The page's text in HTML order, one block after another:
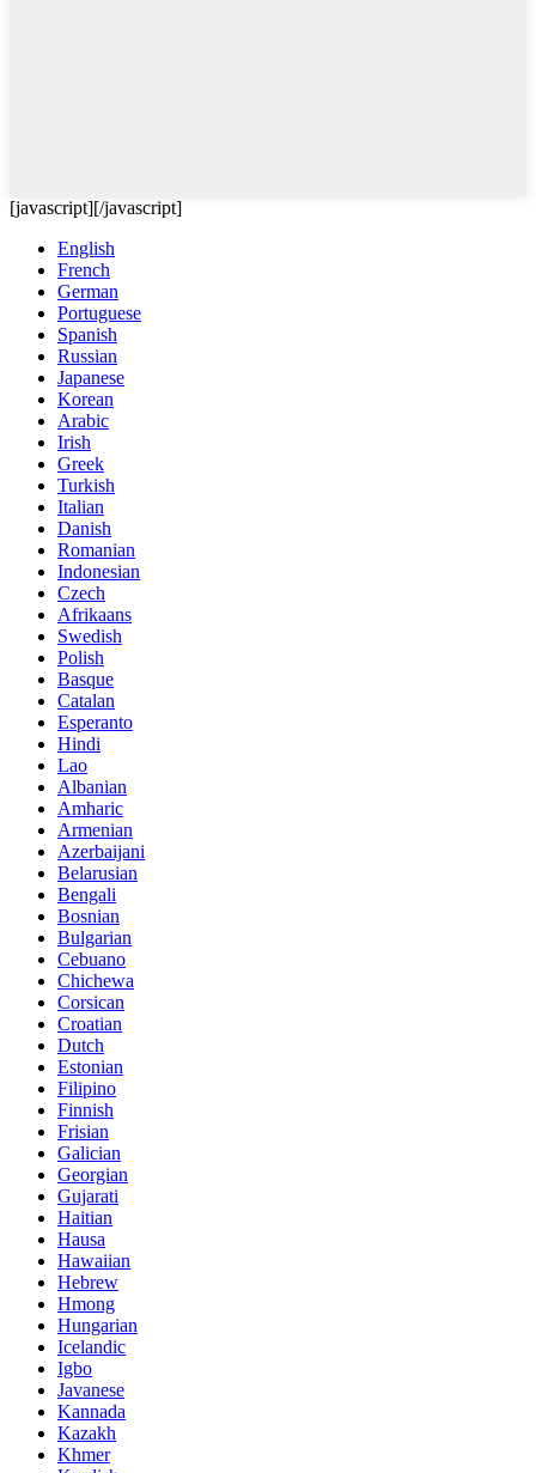
[javascript][/javascript]
English
French
German
Portuguese
Spanish
Russian
Japanese
Korean
Arabic
Irish
Greek
Turkish
Italian
Danish
Romanian
Indonesian
Czech
Afrikaans
Swedish
Polish
Basque
Catalan
Esperanto
Hindi
Lao
Albanian
Amharic
Armenian
Azerbaijani
Belarusian
Bengali
Bosnian
Bulgarian
Cebuano
Chichewa
Corsican
Croatian
Dutch
Estonian
Filipino
Finnish
Frisian
Galician
Georgian
Gujarati
Haitian
Hausa
Hawaiian
Hebrew
Hmong
Hungarian
Icelandic
Igbo
Javanese
Kannada
Kazakh
Khmer